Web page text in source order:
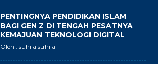
PENTINGNYA PENDIDIKAN ISLAM
BAGI GEN Z DI TENGAH PESATNYA
KEMAJUAN TEKNOLOGI DIGITAL
Oleh : suhila suhila